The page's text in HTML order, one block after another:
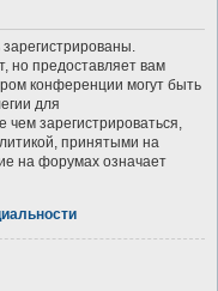
но предоставляет вам
конференции могут быть
для
зарегистрироваться,
принятыми на
на форумах означает